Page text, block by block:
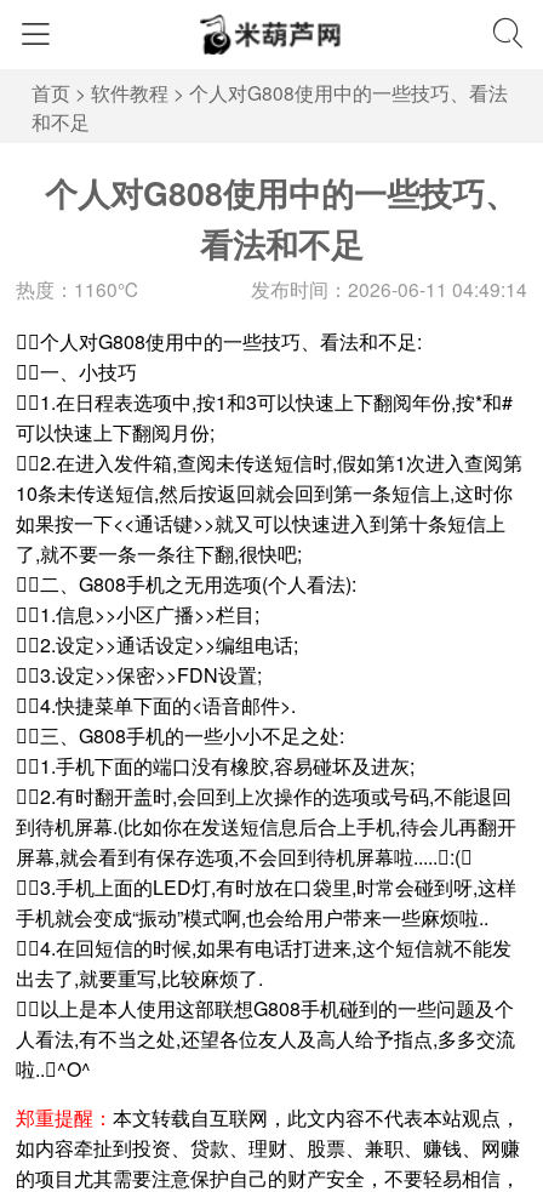
首页 > 软件教程 > 个人对G808使用中的一些技巧、看法
和不足
个人对G808使用中的一些技巧、
看法和不足
热度：1160℃ 发布时间：2026-06-11 04:49:14
个人对G808使用中的一些技巧、看法和不足:
一、小技巧
1.在日程表选项中,按1和3可以快速上下翻阅年份,按*和#
可以快速上下翻阅月份;
2.在进入发件箱,查阅未传送短信时,假如第1次进入查阅第
10条未传送短信,然后按返回就会回到第一条短信上,这时你
如果按一下<<通话键>>就又可以快速进入到第十条短信上
了,就不要一条一条往下翻,很快吧;
二、G808手机之无用选项(个人看法):
1.信息>>小区广播>>栏目;
2.设定>>通话设定>>编组电话;
3.设定>>保密>>FDN设置;
4.快捷菜单下面的<语音邮件>.
三、G808手机的一些小小不足之处:
1.手机下面的端口没有橡胶,容易碰坏及进灰;
2.有时翻开盖时,会回到上次操作的选项或号码,不能退回
到待机屏幕.(比如你在发送短信息后合上手机,待会儿再翻开
屏幕,就会看到有保存选项,不会回到待机屏幕啦.....:(
3.手机上面的LED灯,有时放在口袋里,时常会碰到呀,这样
手机就会变成“振动”模式啊,也会给用户带来一些麻烦啦..
4.在回短信的时候,如果有电话打进来,这个短信就不能发
出去了,就要重写,比较麻烦了.
以上是本人使用这部联想G808手机碰到的一些问题及个
人看法,有不当之处,还望各位友人及高人给予指点,多多交流
啦..^O^
郑重提醒： 本文转载自互联网，此文内容不代表本站观点，
如内容牵扯到投资、贷款、理财、股票、兼职、赚钱、网赚
的项目尤其需要注意保护自己的财产安全，不要轻易相信，